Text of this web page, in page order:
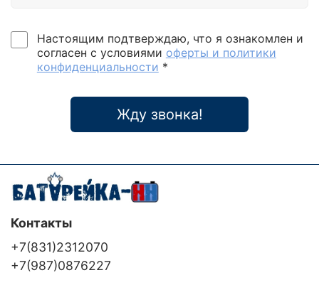
Настоящим подтверждаю, что я ознакомлен и
согласен с условиями оферты и политики
конфиденциальности *
Жду звонка!
Контакты
+7(831)2312070
+7(987)0876227